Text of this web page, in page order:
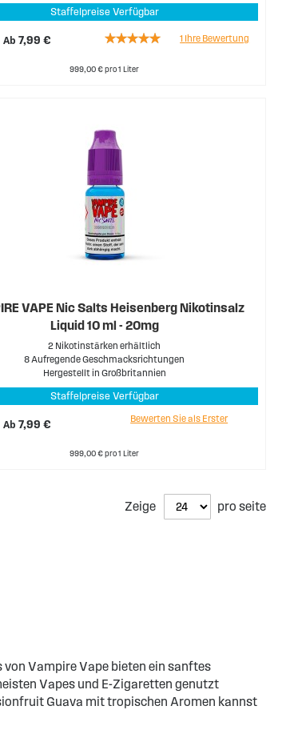
Staffelpreise Verfügbar
Ab7,99 €
Rating:
1 Ihre Bewertung
999,00 € pro 1 Liter
VAPE Nic Salts Heisenberg Nikotinsalz
Liquid 10 ml - 20mg
2 Nikotinstärken erhältlich
8 Aufregende Geschmacksrichtungen
Hergestellt in Großbritannien
Staffelpreise Verfügbar
Ab7,99 €
Bewerten Sie als Erster
999,00 € pro 1 Liter
Zeige pro seite
Vampire Vape bieten ein sanftes
Vapes und E-Zigaretten genutzt
Guava mit tropischen Aromen kannst